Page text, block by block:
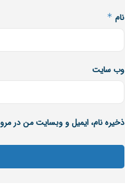
نام *
وب‌ سایت
ذخیره نام، ایمیل و وبسایت من در